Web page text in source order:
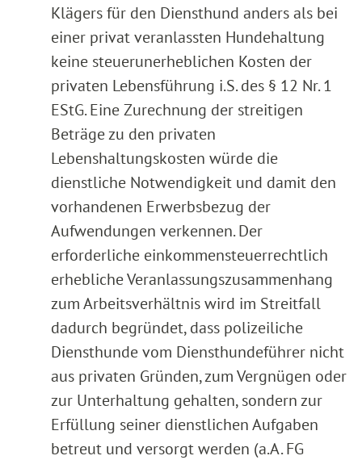
Klägers für den Diensthund anders als bei
einer privat veranlassten Hundehaltung
keine steuerunerheblichen Kosten der
privaten Lebensführung i.S. des § 12 Nr. 1
EStG. Eine Zurechnung der streitigen
Beträge zu den privaten
Lebenshaltungskosten würde die
dienstliche Notwendigkeit und damit den
vorhandenen Erwerbsbezug der
Aufwendungen verkennen. Der
erforderliche einkommensteuerrechtlich
erhebliche Veranlassungszusammenhang
zum Arbeitsverhältnis wird im Streitfall
dadurch begründet, dass polizeiliche
Diensthunde vom Diensthundeführer nicht
aus privaten Gründen, zum Vergnügen oder
zur Unterhaltung gehalten, sondern zur
Erfüllung seiner dienstlichen Aufgaben
betreut und versorgt werden (a.A. FG